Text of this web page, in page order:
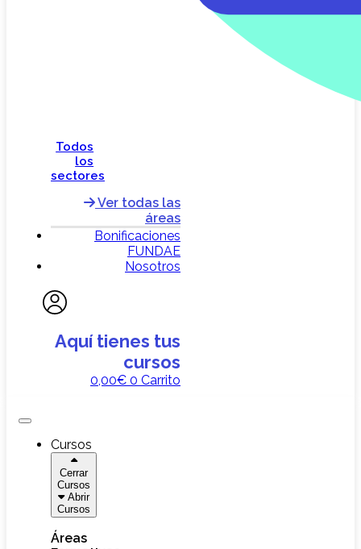
Todos
los
sectores
Ver todas las
áreas
Bonificaciones
FUNDAE
Nosotros
0,00€ 0 Carrito
Cursos
Cerrar
Cursos
Abrir
Cursos
Áreas